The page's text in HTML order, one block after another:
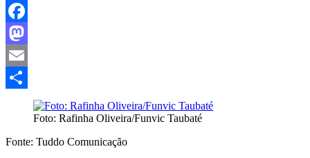
Facebook
Mastodon
Email
Foto: Rafinha Oliveira/Funvic Taubaté
Fonte: Tuddo Comunicação